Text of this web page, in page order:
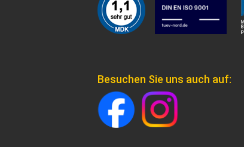
Besuchen Sie uns auch auf: